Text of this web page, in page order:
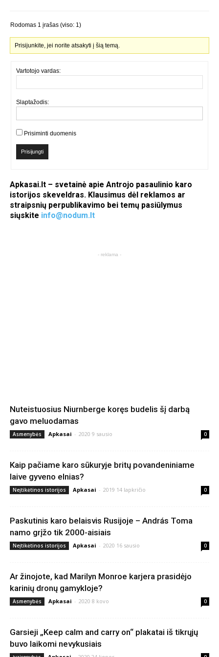
Rodomas 1 įrašas (viso: 1)
Prisijunkite, jei norite atsakyti į šią temą.
Vartotojo vardas:
Slaptažodis:
Prisiminti duomenis
Prisijungti
Apkasai.lt – svetainė apie Antrojo pasaulinio karo
istorijos skeveldras. Klausimus dėl reklamos ar
straipsnių perpublikavimo bei temų pasiūlymus
siųskite info@nodum.lt
- reklama -
Nuteistuosius Niurnberge koręs budelis šį darbą
gavo meluodamas
Asmenybės Apkasai - 2020 9 sausio 0
Kaip pačiame karo sūkuryje britų povandeniniame
laive gyveno elnias?
Neįtikėtinos istorijos Apkasai - 2019 14 lapkričio 0
Paskutinis karo belaisvis Rusijoje – András Toma
namo grįžo tik 2000-aisiais
Neįtikėtinos istorijos Apkasai - 2020 16 sausio 0
Ar žinojote, kad Marilyn Monroe karjera prasidėjo
karinių dronų gamykloje?
Asmenybės Apkasai - 2020 8 kovo 0
Garsieji „Keep calm and carry on“ plakatai iš tikrųjų
buvo laikomi nevykusiais